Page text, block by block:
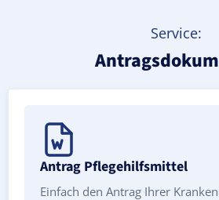
Service:
Antrag Pflegehilfsmittel
Einfach den Antrag Ihrer